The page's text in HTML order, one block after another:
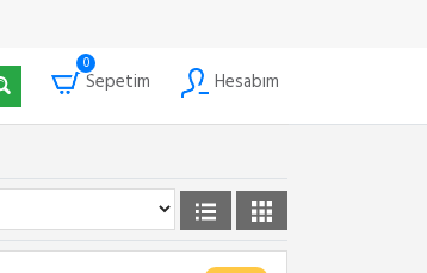
0
Sepetim Hesabım